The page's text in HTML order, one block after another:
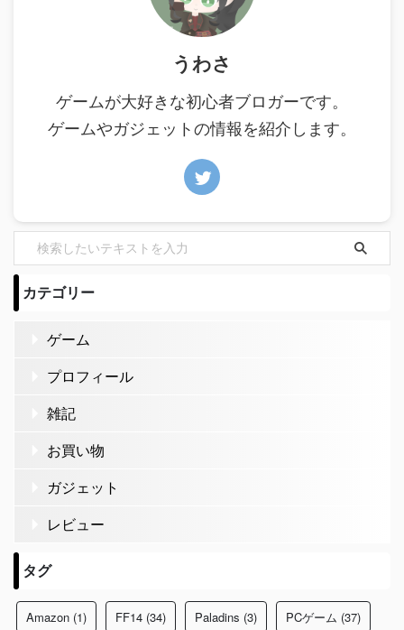
うわさ
ゲームが大好きな初心者ブロガーです。
ゲームやガジェットの情報を紹介します。
カテゴリー
ゲーム
プロフィール
雑記
お買い物
ガジェット
レビュー
タグ
Amazon (1) FF14 (34) Paladins (3) PCゲーム (37)